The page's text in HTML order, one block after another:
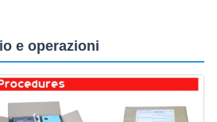
e operazioni